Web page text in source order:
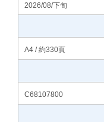
2026/08/下旬
A4 / 約330頁
C68107800